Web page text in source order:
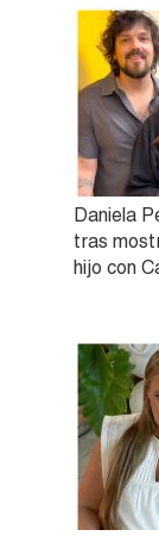
Daniela
tras
hijo con